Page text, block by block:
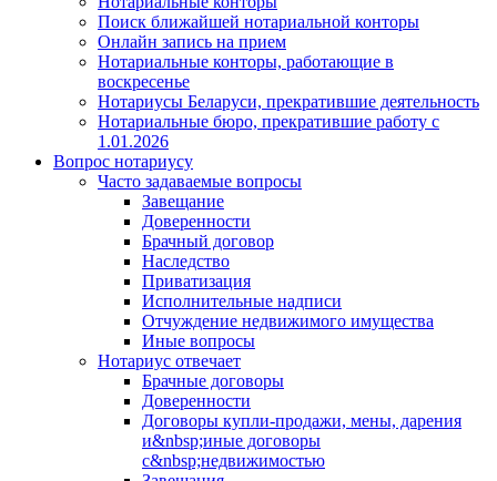
Поиск ближайшей нотариальной конторы
Онлайн запись на прием
Нотариальные конторы, работающие в
воскресенье
Нотариусы Беларуси, прекратившие деятельность
Нотариальные бюро, прекратившие работу с
1.01.2026
Вопрос нотариусу
Часто задаваемые вопросы
Завещание
Доверенности
Брачный договор
Наследство
Приватизация
Исполнительные надписи
Отчуждение недвижимого имущества
Иные вопросы
Нотариус отвечает
Брачные договоры
Доверенности
Договоры купли-продажи, мены, дарения
и&nbsp;иные договоры
с&nbsp;недвижимостью